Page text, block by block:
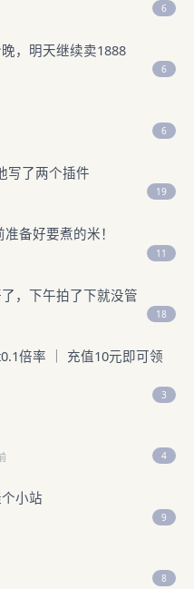
6
，明天继续卖1888
6
6
写了两个插件
19
备好要煮的米！
11
，下午拍了下就没管
18
倍率 ｜ 充值10元即可领
3
4
小站
9
8